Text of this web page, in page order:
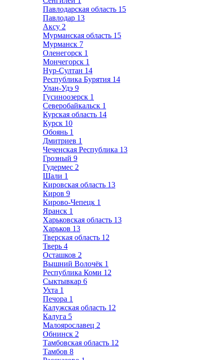
Павлодарская область 15
Павлодар 13
Аксу 2
Мурманская область 15
Мурманск 7
Оленегорск 1
Мончегорск 1
Нур-Султан 14
Республика Бурятия 14
Улан-Удэ 9
Гусиноозерск 1
Северобайкальск 1
Курская область 14
Курск 10
Обоянь 1
Дмитриев 1
Чеченская Республика 13
Грозный 9
Гудермес 2
Шали 1
Кировская область 13
Киров 9
Кирово-Чепецк 1
Яранск 1
Харьковская область 13
Харьков 13
Тверская область 12
Тверь 4
Осташков 2
Вышний Волочёк 1
Республика Коми 12
Сыктывкар 6
Ухта 1
Печора 1
Калужская область 12
Калуга 5
Малоярославец 2
Обнинск 2
Тамбовская область 12
Тамбов 8